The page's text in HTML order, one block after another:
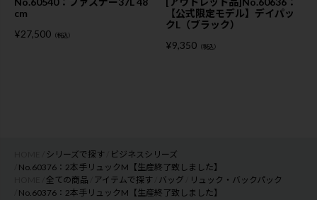
cm
¥27,500 （税込）
【公式限定モデル】デイパッ
クL（ブラック）
¥9,350 （税込）
シリーズで探す
ビジネスシリーズ
No.60376：2本手リュックM【生産終了致しました】
全ての商品 アイテムで探す バッグ
リュック・バックパック
No.60376：2本手リュックM【生産終了致しました】